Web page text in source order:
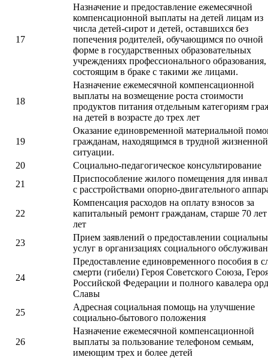
17
Назначение и предоставление ежемесячной
компенсационной выплаты на детей лицам из
числа детей-сирот и детей, оставшихся без
попечения родителей, обучающимся по очной
форме в государственных образовательных
учреждениях профессионального образования,
состоящим в браке с такими же лицами.
18
Назначение ежемесячной компенсационной
выплаты на возмещение роста стоимости
продуктов питания отдельным категориям
на детей в возрасте до трех лет
19
Оказание единовременной материальной
гражданам, находящимся в трудной жизненной
ситуации.
20
Социально-педагогическое консультирование
21
Приспособление жилого помещения для
с расстройствами опорно-двигательного
22
Компенсация расходов на оплату взносов за
капитальный ремонт гражданам, старше 70
лет
23
Прием заявлений о предоставлении
услуг в организациях социального
24
Предоставление единовременного пособия в
смерти (гибели) Героя Советского Союза,
Российской Федерации и полного кавалера
Славы
25
Адресная социальная помощь на улучшение
социально-бытового положения
26
Назначение ежемесячной компенсационной
выплаты за пользование телефоном семьям,
имеющим трех и более детей